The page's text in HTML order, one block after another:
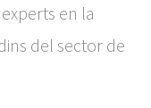
en la
del sector de